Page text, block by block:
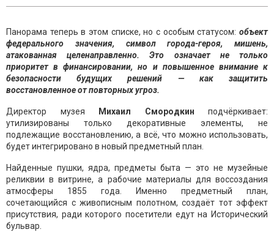
Панорама теперь в этом списке, но с особым статусом: объект
федерального значения, символ города-героя, мишень,
атакованная целенаправленно. Это означает не только
приоритет в финансировании, но и повышенное внимание к
безопасности будущих решений — как защитить
восстановленное от повторных угроз.
Директор музея Михаил Смородкин подчёркивает:
утилизированы только декоративные элементы, не
подлежащие восстановлению, а всё, что можно использовать,
будет интегрировано в новый предметный план.
Найденные пушки, ядра, предметы быта — это не музейные
реликвии в витрине, а рабочие материалы для воссоздания
атмосферы 1855 года. Именно предметный план,
сочетающийся с живописным полотном, создаёт тот эффект
присутствия, ради которого посетители едут на Исторический
бульвар.